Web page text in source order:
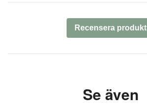
Recensera produkt
Se även